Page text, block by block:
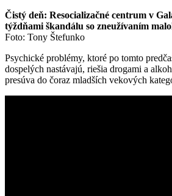
Čistý deň: Resocializačné centrum v
týždňami škandálu so zneužívaním
Foto: Tony Štefunko
Psychické problémy, ktoré po tomto
dospelých nastávajú, riešia drogami a
presúva do čoraz mladších vekových